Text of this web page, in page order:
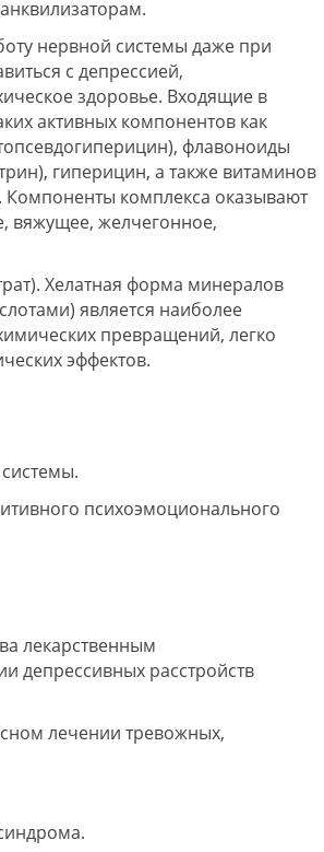
нервной системы даже при
с депрессией,
здоровье. Входящие в
активных компонентов как
флавоноиды
гиперицин, а также витаминов
Компоненты комплекса оказывают
вяжущее, желчегонное,
Хелатная форма минералов
является наиболее
превращений, легко
эффектов.
психоэмоционального
лекарственным
депрессивных расстройств
лечении тревожных,